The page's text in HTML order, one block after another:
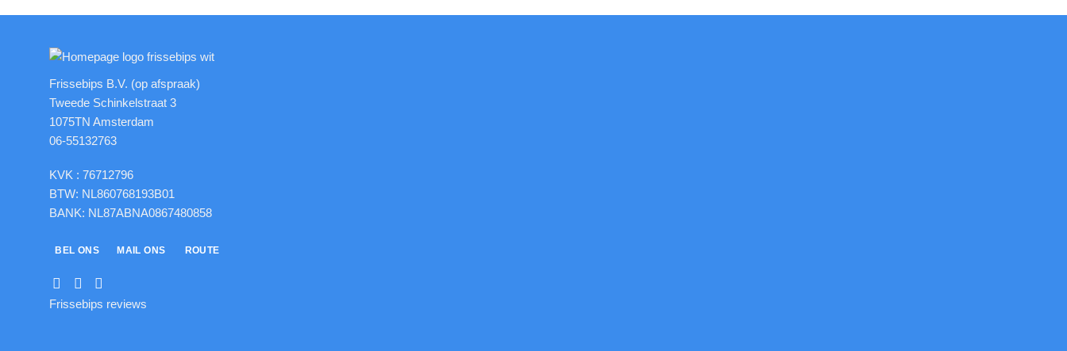
Frissebips B.V. (op afspraak)
Tweede Schinkelstraat 3
1075TN Amsterdam
06-55132763
KVK : 76712796
BTW: NL860768193B01
BANK: NL87ABNA0867480858
BEL ONS MAIL ONS ROUTE
Frissebips reviews